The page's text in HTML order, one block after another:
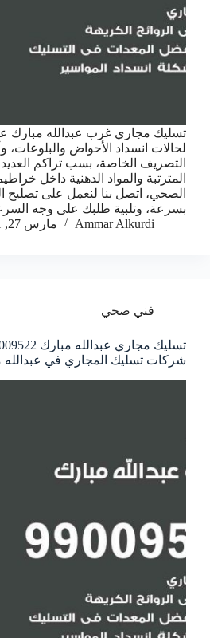
تسليك مجاري غرب عبدالله مبارك
لحالات انسداد الأحواض والبلوعات،
التصريف الخاصة، بسب تراكم
المترتبة والمواد الدهنية داخل
الصحي، اتصل بنا لنعمل على تصليح
بسرعة، وتلبية طلبك على وجه
Ammar Alkurdi
مارس 27, 2021
فني صحي
شركات تسليك المجاري في عبدالله